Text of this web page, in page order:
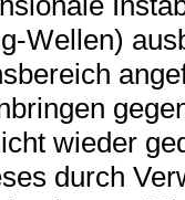
Wellen)
wieder
durch